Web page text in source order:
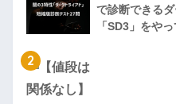
で診断できる
「SD3」をや
2